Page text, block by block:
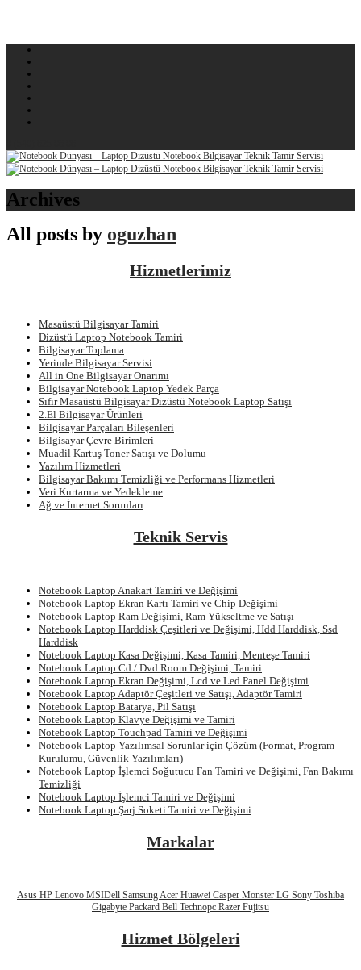
Archives
All posts by oguzhan
Hizmetlerimiz
Masaüstü Bilgisayar Tamiri
Dizüstü Laptop Notebook Tamiri
Bilgisayar Toplama
Yerinde Bilgisayar Servisi
All in One Bilgisayar Onarımı
Bilgisayar Notebook Laptop Yedek Parça
Sıfır Masaüstü Bilgisayar Dizüstü Notebook Laptop Satışı
2.El Bilgisayar Ürünleri
Bilgisayar Parçaları Bileşenleri
Bilgisayar Çevre Birimleri
Muadil Kartuş Toner Satışı ve Dolumu
Yazılım Hizmetleri
Bilgisayar Bakımı Temizliği ve Performans Hizmetleri
Veri Kurtarma ve Yedekleme
Ağ ve İnternet Sorunları
Teknik Servis
Notebook Laptop Anakart Tamiri ve Değişimi
Notebook Laptop Ekran Kartı Tamiri ve Chip Değişimi
Notebook Laptop Ram Değişimi, Ram Yükseltme ve Satışı
Notebook Laptop Harddisk Çeşitleri ve Değişimi, Hdd Harddisk, Ssd
Harddisk
Notebook Laptop Kasa Değişimi, Kasa Tamiri, Menteşe Tamiri
Notebook Laptop Cd / Dvd Room Değişimi, Tamiri
Notebook Laptop Ekran Değişimi, Lcd ve Led Panel Değişimi
Notebook Laptop Adaptör Çeşitleri ve Satışı, Adaptör Tamiri
Notebook Laptop Batarya, Pil Satışı
Notebook Laptop Klavye Değişimi ve Tamiri
Notebook Laptop Touchpad Tamiri ve Değişimi
Notebook Laptop Yazılımsal Sorunlar için Çözüm (Format, Program
Kurulumu, Güvenlik Yazılımları)
Notebook Laptop İşlemci Soğutucu Fan Tamiri ve Değişimi, Fan Bakımı
Temizliği
Notebook Laptop İşlemci Tamiri ve Değişimi
Notebook Laptop Şarj Soketi Tamiri ve Değişimi
Markalar
Asus HP Lenovo MSIDell SamsungAcer Huawei Casper Monster LG Sony Toshiba
Gigabyte Packard Bell Technopc Razer Fujitsu
Hizmet Bölgeleri